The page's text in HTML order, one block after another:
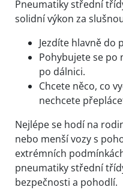
Pneumatiky střední
solidní výkon za
Jezdíte hlavně do
Pohybujete se po
po dálnici.
Chcete něco, co
nechcete
Nejlépe se hodí na
nebo menší vozy s
extrémních
pneumatiky střední
bezpečnosti a pohodlí.